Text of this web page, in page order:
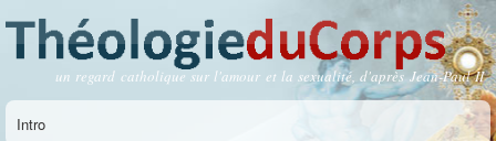
contenu
principal
Théologie du Corps
un regard catholique sur l'amour et la sexualité, d'après Jean-Paul II
Menu principal
Intro